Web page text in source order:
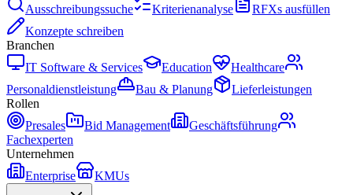
Ausschreibungssuche
Kriterienanalyse
RFXs ausfüllen
Konzepte schreiben
Branchen
IT Software & Services
Education
Healthcare
Personaldienstleistung
Bau & Planung
Lieferleistungen
Rollen
Presales
Bid Management
Geschäftsführung
Fachexperten
Unternehmen
Enterprise
KMUs